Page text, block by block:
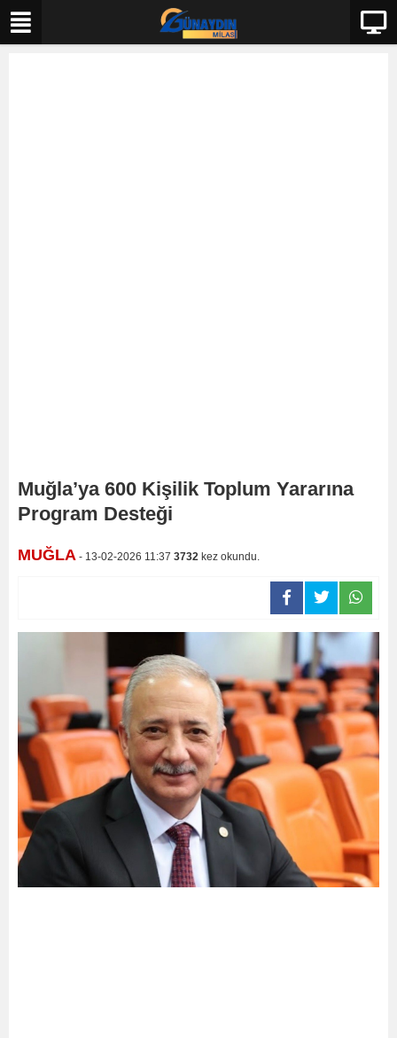
Muğla’ya 600 Kişilik Toplum Yararına
Program Desteği
MUĞLA - 13-02-2026 11:37 3732 kez okundu.